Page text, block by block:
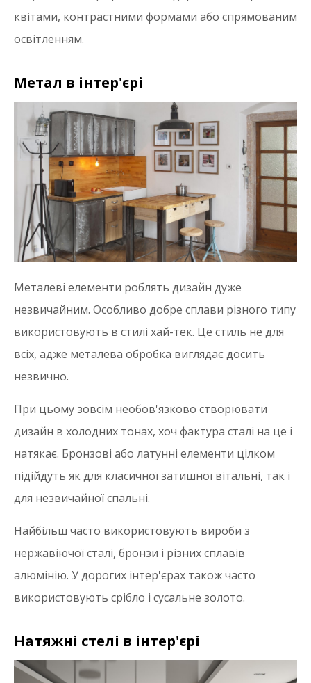
квітами, контрастними формами або спрямованим
освітленням.
Метал в інтер'єрі
Металеві елементи роблять дизайн дуже
незвичайним. Особливо добре сплави різного типу
використовують в стилі хай-тек. Це стиль не для
всіх, адже металева обробка виглядає досить
незвично.
При цьому зовсім необов'язково створювати
дизайн в холодних тонах, хоч фактура сталі на це і
натякає. Бронзові або латунні елементи цілком
підійдуть як для класичної затишної вітальні, так і
для незвичайної спальні.
Найбільш часто використовують вироби з
нержавіючої сталі, бронзи і різних сплавів
алюмінію. У дорогих інтер'єрах також часто
використовують срібло і сусальне золото.
Натяжні стелі в інтер'єрі